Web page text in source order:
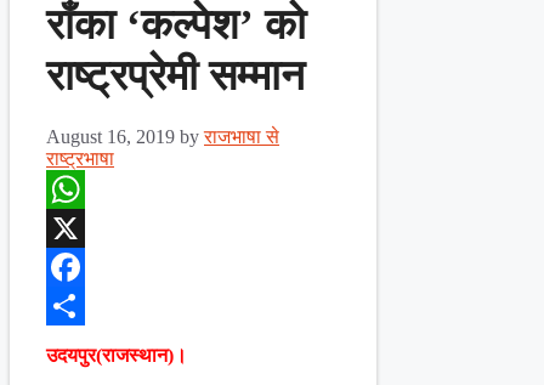
राँका ‘कल्पेश’ को
राष्ट्रप्रेमी सम्मान
August 16, 2019 byराजभाषा से
राष्ट्रभाषा
WhatsApp
X
Facebook
Share
उदयपुर(राजस्थान)।